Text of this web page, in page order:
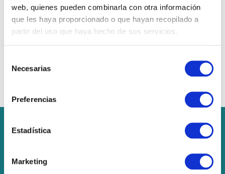
web, quienes pueden combinarla con otra información
que les haya proporcionado o que hayan recopilado a
partir del uso que haya hecho de sus servicios.
Necesarias
Preferencias
Estadística
Marketing
Servei de gestió i cobrament de rebuts
famílies com a servei dirigit a l’AFA i la
Contacte
Lleida